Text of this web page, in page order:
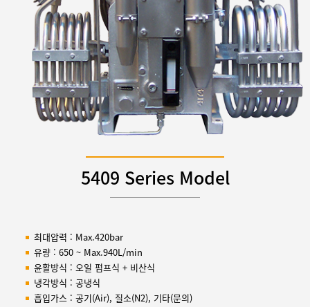
5409 Series Model
최대압력 : Max.420bar
유량 : 650 ~ Max.940L/min
윤활방식 : 오일 펌프식 + 비산식
냉각방식 : 공냉식
흡입가스 : 공기(Air), 질소(N2), 기타(문의)